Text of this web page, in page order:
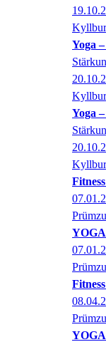
Yoga
Yoga
YOGA
YOGA